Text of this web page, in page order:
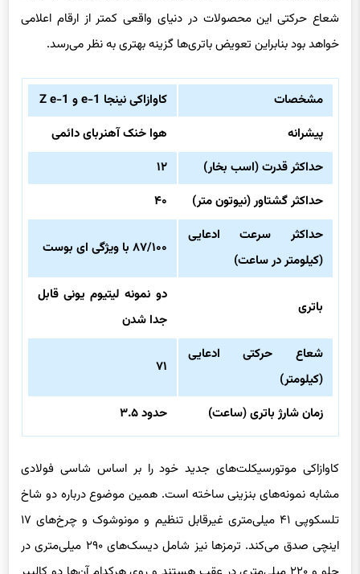
حدود ۳.۵ ساعت منتظر شارژ کامل هر باتری ماند. با توجه به اینکه
شعاع حرکتی این محصولات در دنیای واقعی کمتر از ارقام اعلامی
مشخصات
کاوازاکی نینجا e-1 و Z e-1
پیشرانه
هوا خنک آهنربای دائمی
حداکثر قدرت (اسب بخار)
۱۲
حداکثر گشتاور (نیوتون متر)
۴۰
حداکثر سرعت ادعایی
دو نمونه لیتیوم یونی قابل
جدا شدن
شعاع حرکتی ادعایی
(کیلومتر)
زمان شارژ باتری (ساعت) حدود ۳.۵
کاوازاکی موتورسیکلت‌های جدید خود را بر اساس شاسی فولادی
مشابه نمونه‌های بنزینی ساخته است. همین موضوع درباره دو شاخ
تلسکوپی ۴۱ میلی‌متری غیرقابل تنظیم و مونوشوک و چرخ‌های ۱۷